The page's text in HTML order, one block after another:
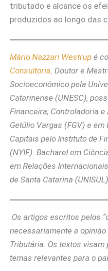
tributado e alcance os
produzidos ao longo das
Mário Nazzari Westrup é
Consultoria . Doutor e
Socioeconômico pela
Catarinense (UNESC),
Financeira, Controladoria
Getúlio Vargas (FGV) e
Capitais pelo Instituto de
(NYIF). Bacharel em
em Relações
de Santa Catarina (UNISUL).
Os artigos escritos pelos
necessariamente a
Tributária. Os textos
temas relevantes para o